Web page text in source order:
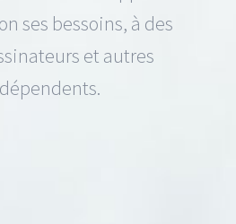
ses bessoins, à des
et autres